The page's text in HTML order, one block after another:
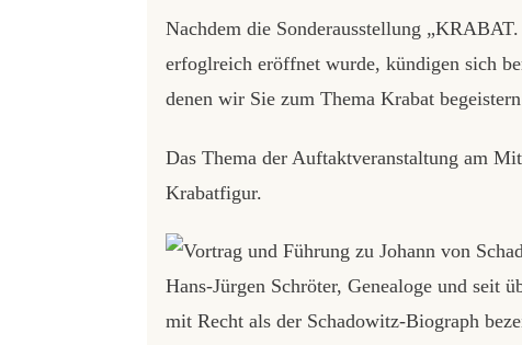
Nachdem die Sonderausstellung
erfoglreich eröffnet wurde, kündigen sich
denen wir Sie zum Thema Krabat
Das Thema der Auftaktveranstaltung am
Krabatfigur.
Hans-Jürgen Schröter, Genealoge und seit
mit Recht als der Schadowitz-Biograph